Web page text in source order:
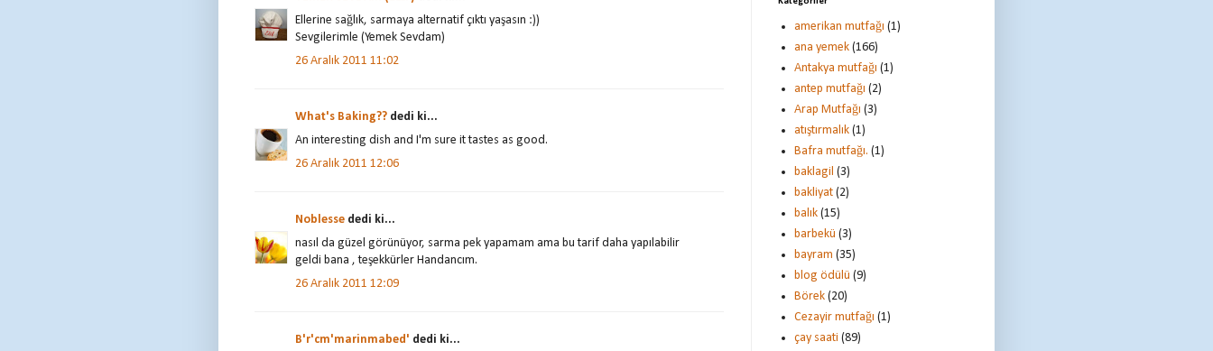
Ellerine sağlık, sarmaya alternatif çıktı yaşasın :))
Sevgilerimle (Yemek Sevdam)
26 Aralık 2011 11:02
What's Baking?? dedi ki...
An interesting dish and I'm sure it tastes as good.
26 Aralık 2011 12:06
Noblesse dedi ki...
nasıl da güzel görünüyor, sarma pek yapamam ama bu tarif daha yapılabilir
geldi bana , teşekkürler Handancım.
26 Aralık 2011 12:09
B'r'cm'marinmabed' dedi ki...
amerikan mutfağı (1)
ana yemek (166)
Antakya mutfağı (1)
antep mutfağı (2)
Arap Mutfağı (3)
atıştırmalık (1)
Bafra mutfağı. (1)
baklagil (3)
bakliyat (2)
balık (15)
barbekü (3)
bayram (35)
blog ödülü (9)
Börek (20)
Cezayir mutfağı (1)
çay saati (89)